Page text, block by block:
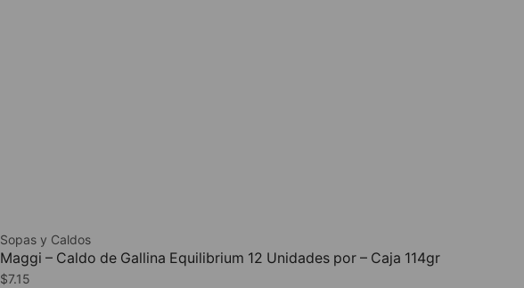
Sopas y Caldos
Maggi – Caldo de Gallina Equilibrium 12 Unidades por – Caja 114gr
$7.15